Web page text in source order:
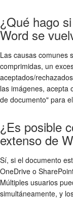
¿Qué hago
Word se
Las causas comunes
comprimidas, un
aceptados/
las imágenes, acepta
de documento" para
¿Es posible
extenso de
Sí, si el documento
OneDrive o
Múltiples usuarios
simultáneamente, y